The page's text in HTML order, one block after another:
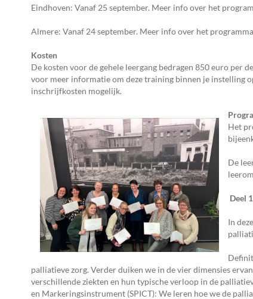
Eindhoven: Vanaf 25 september. Meer info over het
Almere: Vanaf 24 september. Meer info over het programma
Kosten
De kosten voor de gehele leergang bedragen 850 euro per
voor meer informatie om deze training binnen je instelling
inschrijfkosten mogelijk.
Het
De
Deel
In
palliatieve zorg. Verder duiken we in de vier dimensies
verschillende ziekten en hun typische verloop in de
en Markeringsinstrument (SPICT): We leren hoe we de